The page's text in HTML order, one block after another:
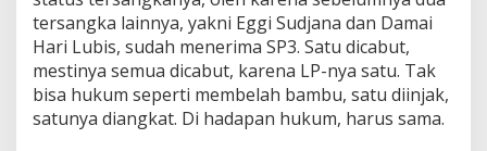
tersangka lainnya, yakni Eggi Sudjana dan Damai
Hari Lubis, sudah menerima SP3. Satu dicabut,
mestinya semua dicabut, karena LP-nya satu. Tak
bisa hukum seperti membelah bambu, satu diinjak,
satunya diangkat. Di hadapan hukum, harus sama.